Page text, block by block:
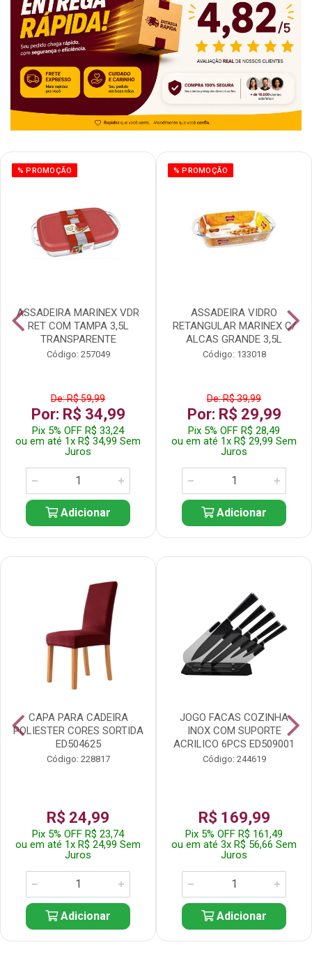
% PROMOÇÃO
ASSADEIRA MARINEX VDR
RET COM TAMPA 3,5L
TRANSPARENTE
Código: 257049
De: R$ 59,99
Por: R$ 34,99
Pix 5% OFF R$ 33,24
ou em até 1x R$ 34,99 Sem
Juros
Adicionar
% PROMOÇÃO
ASSADEIRA VIDRO
RETANGULAR MARINEX C/
ALCAS GRANDE 3,5L
Código: 133018
De: R$ 39,99
Por: R$ 29,99
Pix 5% OFF R$ 28,49
ou em até 1x R$ 29,99 Sem
Juros
Adicionar
CAPA PARA CADEIRA
POLIESTER CORES SORTIDA
ED504625
Código: 228817
R$ 24,99
Pix 5% OFF R$ 23,74
ou em até 1x R$ 24,99 Sem
Juros
Adicionar
JOGO FACAS COZINHA
INOX COM SUPORTE
ACRILICO 6PCS ED509001
Código: 244619
R$ 169,99
Pix 5% OFF R$ 161,49
ou em até 3x R$ 56,66 Sem
Juros
Adicionar